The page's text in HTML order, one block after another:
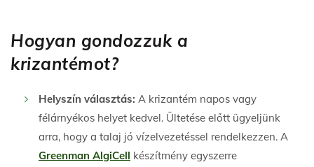
Hogyan gondozzuk a
krizantémot?
Helyszín választás: A krizantém napos vagy
félárnyékos helyet kedvel. Ültetése előtt ügyeljünk
arra, hogy a talaj jó vízelvezetéssel rendelkezzen. A
Greenman AlgiCell készítmény egyszerre